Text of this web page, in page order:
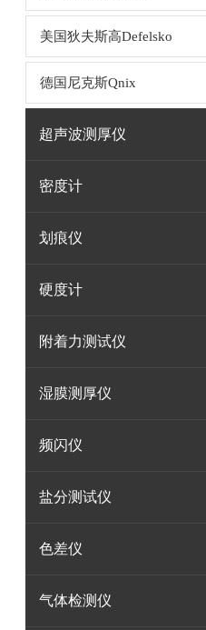
美国狄夫斯高Defelsko
德国尼克斯Qnix
超声波测厚仪
密度计
划痕仪
硬度计
附着力测试仪
湿膜测厚仪
频闪仪
盐分测试仪
色差仪
气体检测仪